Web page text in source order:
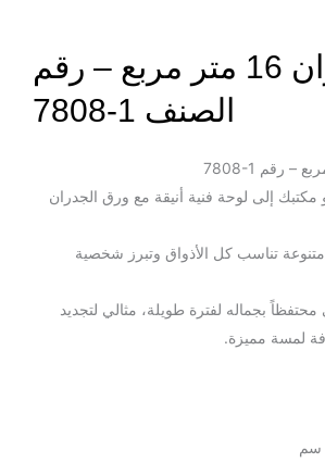
ورق جدران 16 متر مربع – رقم
الصنف ‎7808-1
إلى لوحة فنية أنيقة مع ورق الجدران
متنوعة تناسب كل الأذواق وتبرز شخصية
بجماله لفترة طويلة، مثالي لتجديد
لمسة مميزة.